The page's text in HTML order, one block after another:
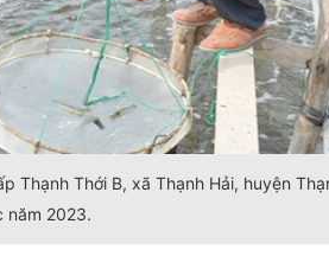
Thạnh Thới B, xã Thạnh Hải, huyện
năm 2023.